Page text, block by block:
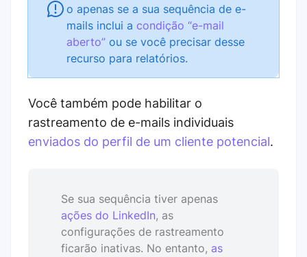
o apenas se a sua sequência de e-
mails inclui a condição “e-mail
aberto” ou se você precisar desse
recurso para relatórios.
Você também pode habilitar o
rastreamento de e-mails individuais
enviados do perfil de um cliente potencial.
Se sua sequência tiver apenas
ações do LinkedIn, as
configurações de rastreamento
ficarão inativas. No entanto, as